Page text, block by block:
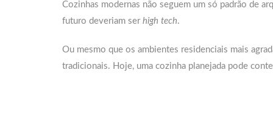
Cozinhas modernas não seguem um só padrão de
futuro deveriam ser high tech.
Ou mesmo que os ambientes residenciais mais
tradicionais. Hoje, uma cozinha planejada pode